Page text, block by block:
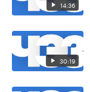
14:36
30:19